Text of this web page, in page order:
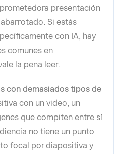
presentación
Si estás
con IA, hay
comunes en
la pena leer.
con demasiados tipos de
con un video, un
que compiten entre sí
no tiene un punto
focal por diapositiva y